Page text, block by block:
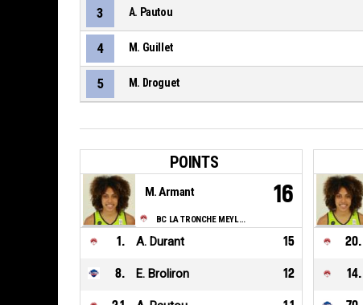
3 A. Pautou
4 M. Guillet
5 M. Droguet
POINTS
BC LA TRONCHE MEYLAN
M. Armant 16
1 . A. Durant 15
8. E. Broliron 12
20.
14.